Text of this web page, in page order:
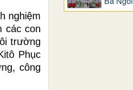
nghiệm
các con
trường
Phục
công